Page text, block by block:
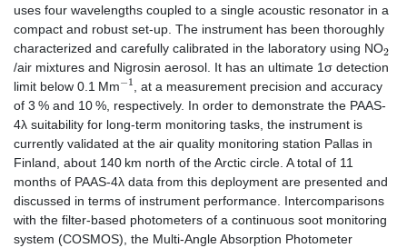
uses four wavelengths coupled to a single acoustic resonator in a
compact and robust set-up. The instrument has been thoroughly
characterized and carefully calibrated in the laboratory using NO
/air mixtures and Nigrosin aerosol. It has an ultimate 1σ detection
limit below 0.1 Mm−1 , at a measurement precision and accuracy
of 3 % and 10 %, respectively. In order to demonstrate the PAAS-
4λ suitability for long-term monitoring tasks, the instrument is
currently validated at the air quality monitoring station Pallas in
Finland, about 140 km north of the Arctic circle. A total of 11
months of PAAS-4λ data from this deployment are presented and
discussed in terms of instrument performance. Intercomparisons
with the filter-based photometers of a continuous soot monitoring
system (COSMOS), the Multi-Angle Absorption Photometer